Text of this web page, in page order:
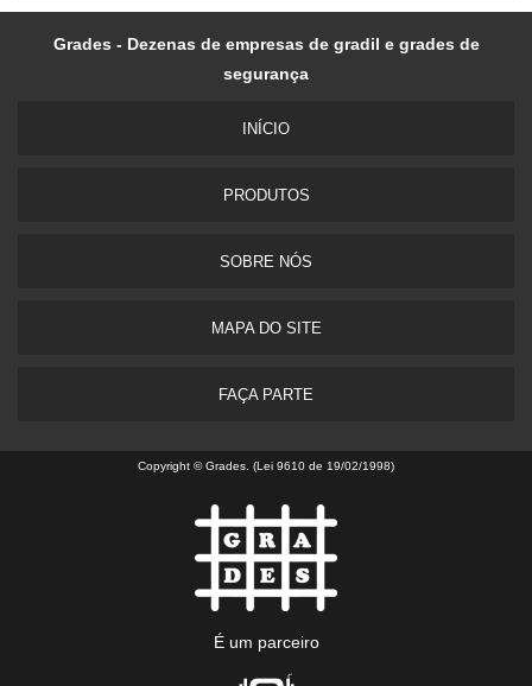
Grades - Dezenas de empresas de gradil e grades de
segurança
INÍ­CIO
PRODUTOS
SOBRE NÓS
MAPA DO SITE
FAÇA PARTE
Copyright © Grades. (Lei 9610 de 19/02/1998)
É um parceiro